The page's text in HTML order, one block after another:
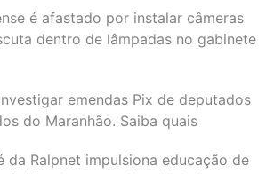
é afastado por instalar câmeras
dentro de lâmpadas no gabinete
emendas Pix de deputados
do Maranhão. Saiba quais
da Ralpnet impulsiona educação de